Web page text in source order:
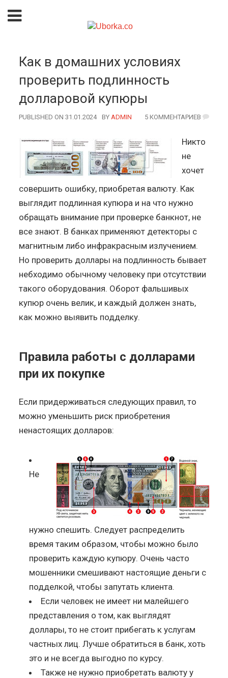
Как в домашних условиях
проверить подлинность
долларовой купюры
PUBLISHED ON 31.01.2024 BY AUTHOR
ADMIN 5 КОММЕНТАРИЕВ
Никто
не
хочет
совершить ошибку, приобретая валюту. Как
выглядит подлинная купюра и на что нужно
обращать внимание при проверке банкнот, не
все знают. В банках применяют детекторы с
магнитным либо инфракрасным излучением.
Но проверить доллары на подлинность бывает
небходимо обычному человеку при отсутствии
такого оборудования. Оборот фальшивых
купюр очень велик, и каждый должен знать,
как можно выявить подделку.
Правила работы с долларами
при их покупке
Если придерживаться следующих правил, то
можно уменьшить риск приобретения
ненастоящих долларов:
Не
нужно спешить. Следует распределить
время таким образом, чтобы можно было
проверить каждую купюру. Очень часто
мошенники смешивают настоящие деньги с
подделкой, чтобы запутать клиента.
Если человек не имеет ни малейшего
представления о том, как выглядят
доллары, то не стоит прибегать к услугам
частных лиц. Лучше обратиться в банк, хоть
это и не всегда выгодно по курсу.
Также не нужно приобретать валюту у